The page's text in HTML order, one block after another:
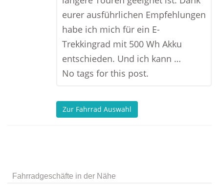
eurer ausführlichen Empfehlungen
habe ich mich für ein E-
Trekkingrad mit 500 Wh Akku
entschieden. Und ich kann …
No tags for this post.
Zur Fahrrad Auswahl
Fahrradgeschäfte in der Nähe